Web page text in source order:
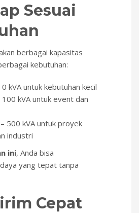
Sesuai
berbagai kapasitas
kebutuhan:
kVA untuk kebutuhan kecil
100 kVA untuk event dan
500 kVA untuk proyek
industri
ini, Anda bisa
yang tepat tanpa
Cepat